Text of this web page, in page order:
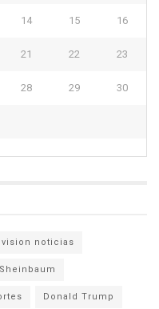
14 15 16
21 22 23
28 29 30
noticias
Donald Trump